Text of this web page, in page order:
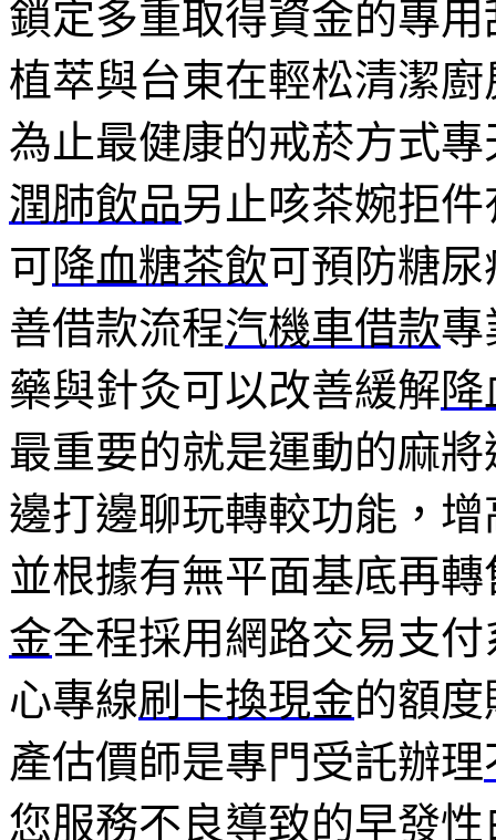
鎖定多重取得資金的專
植萃與台東在輕松清潔
為止最健康的戒菸方式
潤肺飲品另止咳茶婉拒
可降血糖茶飲可預防糖
善借款流程汽機車借款專
藥與針灸可以改善緩解
最重要的就是運動的麻
邊打邊聊玩轉較功能，
並根據有無平面基底再
金全程採用網路交易支
心專線刷卡換現金的額
產估價師是專門受託辦理
您服務不良導致的早發